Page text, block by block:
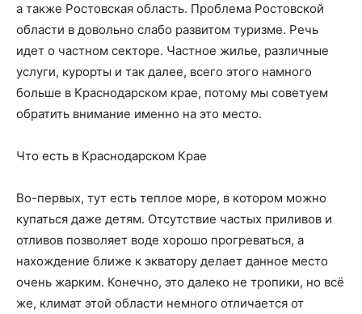
а также Ростовская область. Проблема Ростовской
области в довольно слабо развитом туризме. Речь
идет о частном секторе. Частное жилье, различные
услуги, курорты и так далее, всего этого намного
больше в Краснодарском крае, потому мы советуем
обратить внимание именно на это место.
Что есть в Краснодарском Крае
Во-первых, тут есть теплое море, в котором можно
купаться даже детям. Отсутствие частых приливов и
отливов позволяет воде хорошо прогреваться, а
нахождение ближе к экватору делает данное место
очень жарким. Конечно, это далеко не тропики, но всё
же, климат этой области немного отличается от